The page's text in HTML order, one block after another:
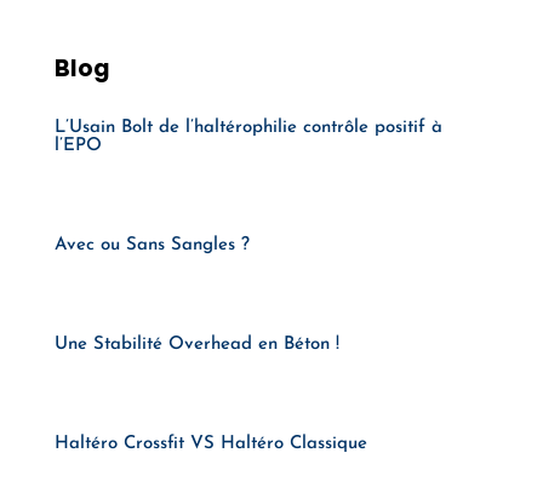
Blog
L’Usain Bolt de l’haltérophilie contrôle positif à
l’EPO
Avec ou Sans Sangles ?
Une Stabilité Overhead en Béton !
Haltéro Crossfit VS Haltéro Classique